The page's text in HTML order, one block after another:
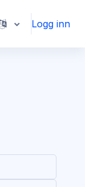
Logg inn